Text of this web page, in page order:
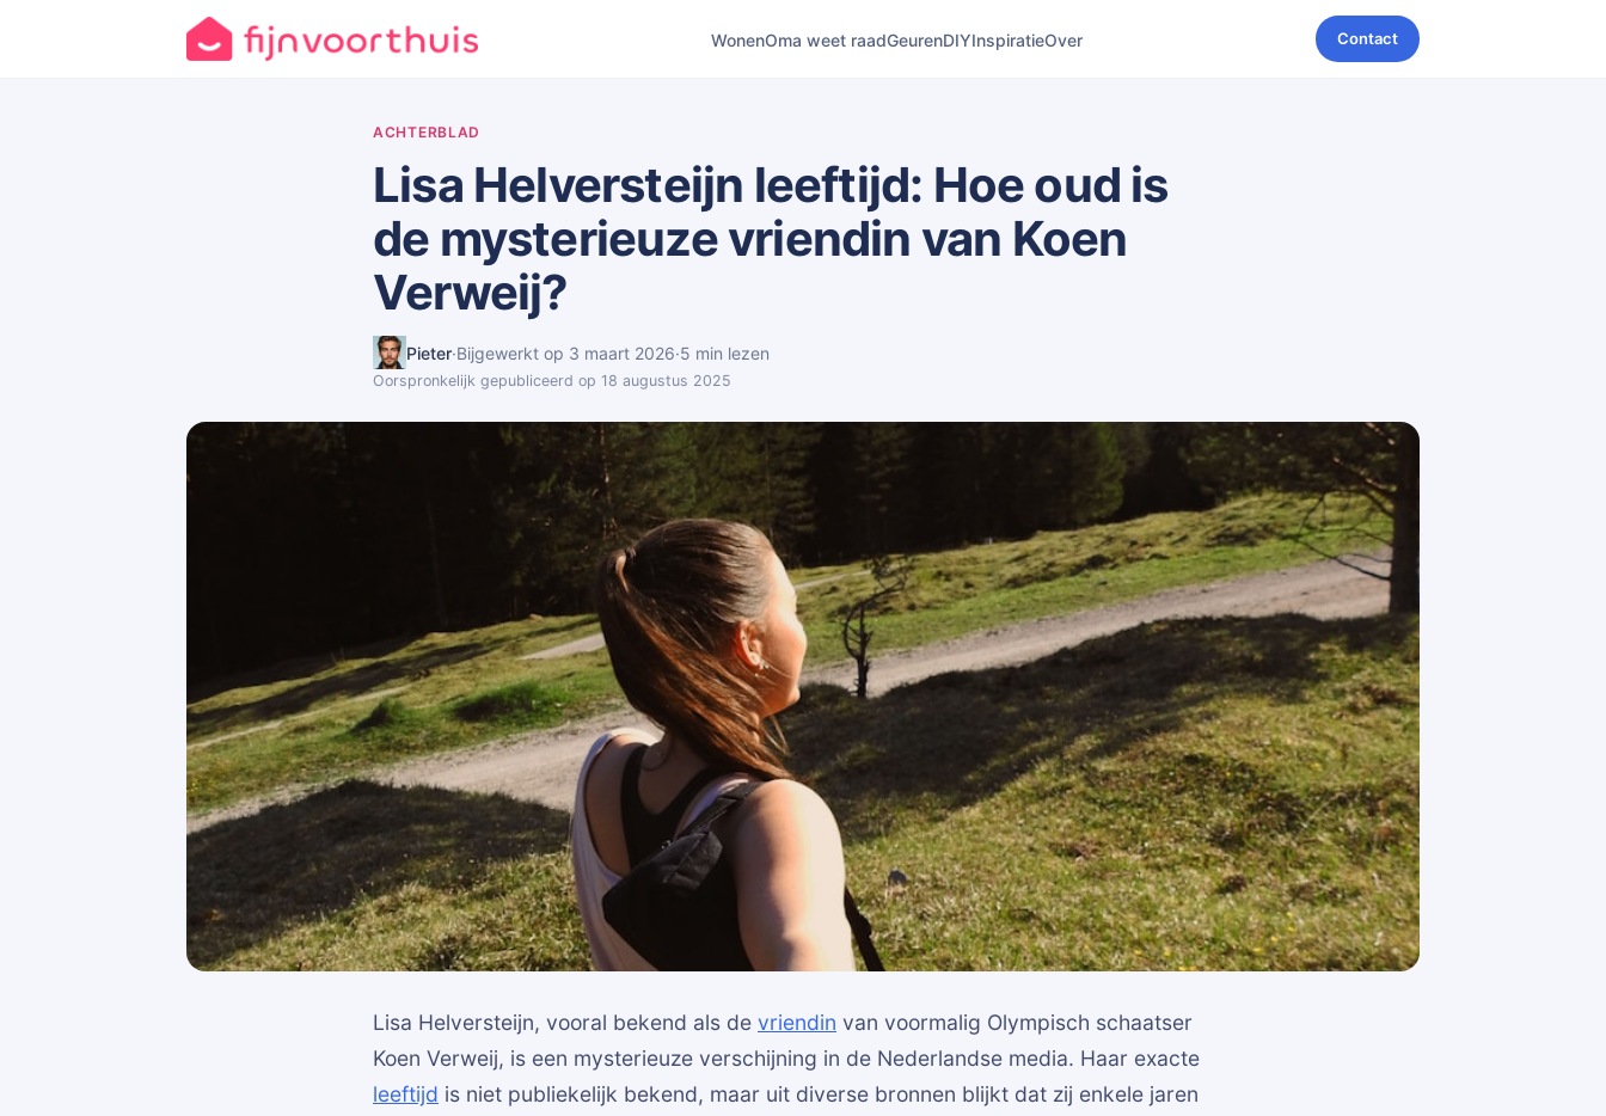
WonenOma weet raadGeurenDIYInspiratieOver Contact
ACHTERBLAD
Lisa Helversteijn leeftijd: Hoe oud is
de mysterieuze vriendin van Koen
Verweij?
Pieter·Bijgewerkt op 3 maart 2026·5 min lezen
Oorspronkelijk gepubliceerd op 18 augustus 2025
Lisa Helversteijn, vooral bekend als de vriendin van voormalig Olympisch schaatser
Koen Verweij, is een mysterieuze verschijning in de Nederlandse media. Haar exacte
leeftijd is niet publiekelijk bekend, maar uit diverse bronnen blijkt dat zij enkele jaren